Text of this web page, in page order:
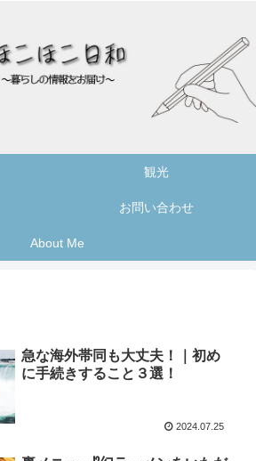
観光
お問い合わせ
About Me
急な海外帯同も大丈夫！｜初め
に手続きすること３選！
2024.07.25